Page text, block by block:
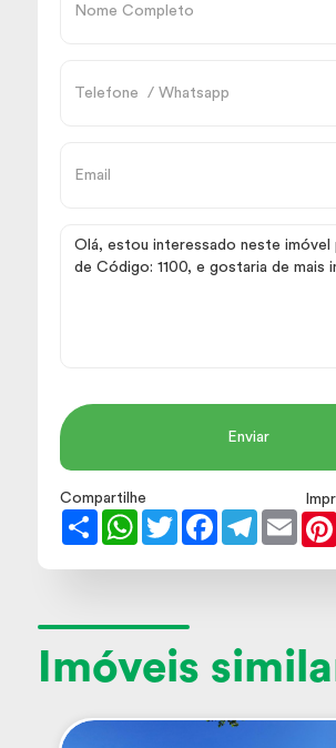
Enviar
Compartilhe
Share
WhatsApp
TwitterFacebookTelegram
Email
Imóveis